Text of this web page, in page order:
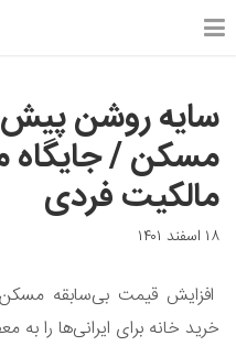
سایه روشن
مسکن / جایگاه
مالکیت فردی
۱۸ اسفند ۱۴۰۱
افزایش قیمت بی‌سابقه
خرید خانه برای ایرانی‌ها را